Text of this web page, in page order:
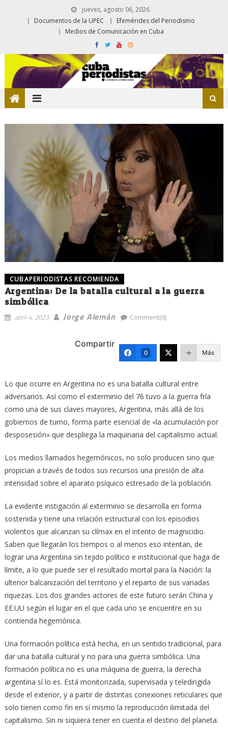
jueves, agosto 06, 2026
Documentos de la UPEC
Efemérides del Periodismo
Medios de Comunicación en Cuba
CUBAPERIODISTAS RECOMIENDA
Argentina: De la batalla cultural a la guerra
simbólica
abril 4, 2023 Jorge Alemán Comment(0)
Compartir
0 Más
Lo que ocurre en Argentina no es una batalla cultural entre
adversarios. Así como el exterminio del 76 tuvo a la guerra fría
como una de sus claves mayores, Argentina, más allá de los
gobiernos de turno, forma parte esencial de «la acumulación por
desposesión» que despliega la maquinaria del capitalismo actual.
Los medios llamados hegemónicos, no solo producen sino que
propician a través de todos sus recursos una presión de alta
intensidad sobre el aparato psíquico estresado de la población.
La evidente instigación al exterminio se desarrolla en forma
sostenida y tiene una relación estructural con los episodios
violentos que alcanzan su clímax en el intento de magnicidio.
Saben que llegarán los tiempos o al menos eso intentan, de
lograr una Argentina sin tejido político e institucional que haga de
límite, a lo que puede ser el resultado mortal para la Nación: la
ulterior balcanización del territorio y el reparto de sus variadas
riquezas. Los dos grandes actores de este futuro serán China y
EE.UU según el lugar en el que cada uno se encuentre en su
contienda hegemónica.
Una formación política está hecha, en un sentido tradicional, para
dar una batalla cultural y no para una guerra simbólica. Una
formación política no es una máquina de guerra, la derecha
argentina sí lo es. Está monitorizada, supervisada y teledirigida
desde el exterior, y a partir de distintas conexiones reticulares que
solo tienen como fin en sí mismo la reproducción ilimitada del
capitalismo. Sin ni siquiera tener en cuenta el destino del planeta.